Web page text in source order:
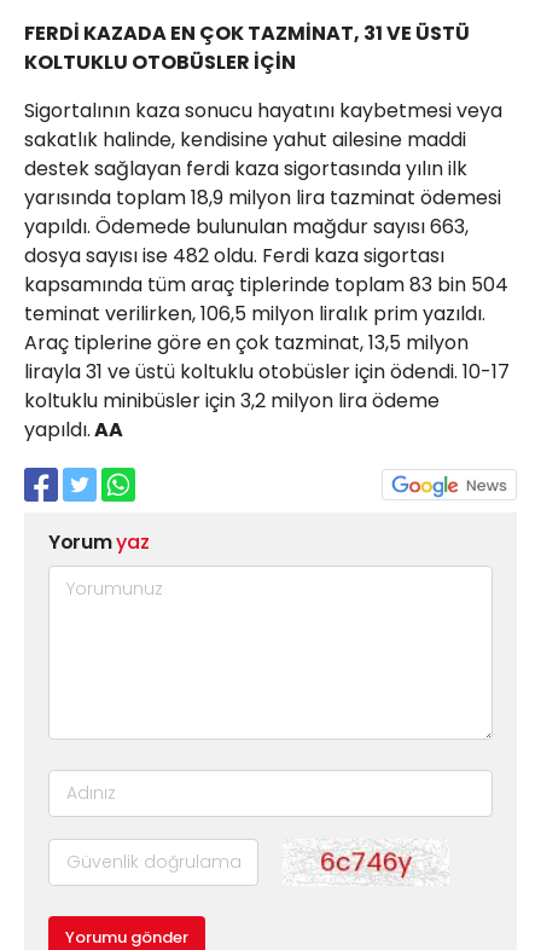
FERDİ KAZADA EN ÇOK TAZMİNAT, 31 VE ÜSTÜ
KOLTUKLU OTOBÜSLER İÇİN
Sigortalının kaza sonucu hayatını kaybetmesi veya
sakatlık halinde, kendisine yahut ailesine maddi
destek sağlayan ferdi kaza sigortasında yılın ilk
yarısında toplam 18,9 milyon lira tazminat ödemesi
yapıldı. Ödemede bulunulan mağdur sayısı 663,
dosya sayısı ise 482 oldu. Ferdi kaza sigortası
kapsamında tüm araç tiplerinde toplam 83 bin 504
teminat verilirken, 106,5 milyon liralık prim yazıldı.
Araç tiplerine göre en çok tazminat, 13,5 milyon
lirayla 31 ve üstü koltuklu otobüsler için ödendi. 10-17
koltuklu minibüsler için 3,2 milyon lira ödeme
yapıldı.AA
Yorumyaz
Yorumu gönder